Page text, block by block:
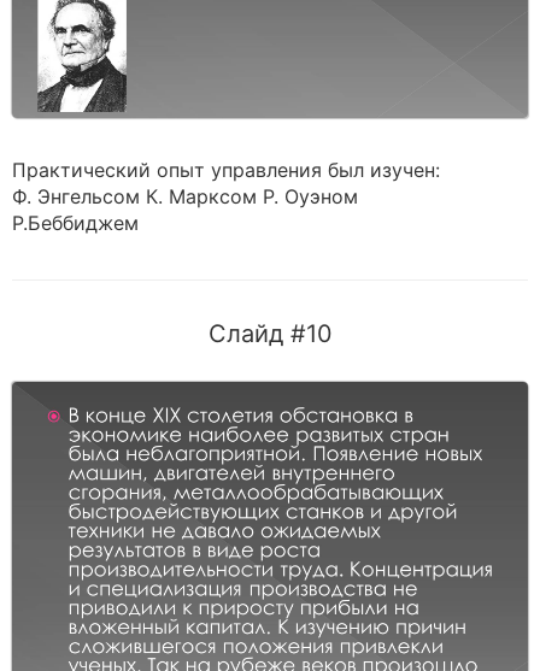
Практический опыт управления был изучен:
Ф. Энгельсом К. Марксом Р. Оуэном
Р.Беббиджем
Слайд #10